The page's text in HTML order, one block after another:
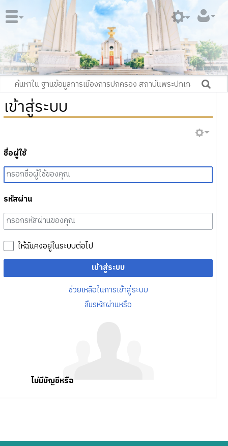
เข้าสู่ระบบ
ชื่อผู้ใช้
รหัสผ่าน
ให้ฉันคงอยู่ในระบบต่อไป
เข้าสู่ระบบ
ช่วยเหลือในการเข้าสู่ระบบ
ลืมรหัสผ่านหรือ
ไม่มีบัญชีหรือ